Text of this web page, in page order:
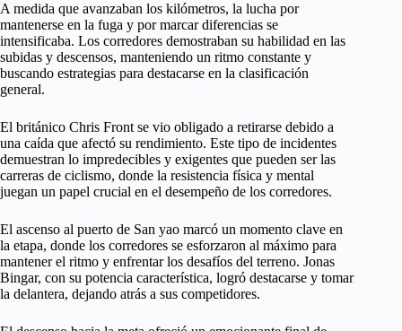
A medida que avanzaban los kilómetros, la lucha por
mantenerse en la fuga y por marcar diferencias se
intensificaba. Los corredores demostraban su habilidad en las
subidas y descensos, manteniendo un ritmo constante y
buscando estrategias para destacarse en la clasificación
general.
El británico Chris Front se vio obligado a retirarse debido a
una caída que afectó su rendimiento. Este tipo de incidentes
demuestran lo impredecibles y exigentes que pueden ser las
carreras de ciclismo, donde la resistencia física y mental
juegan un papel crucial en el desempeño de los corredores.
El ascenso al puerto de San yao marcó un momento clave en
la etapa, donde los corredores se esforzaron al máximo para
mantener el ritmo y enfrentar los desafíos del terreno. Jonas
Bingar, con su potencia característica, logró destacarse y tomar
la delantera, dejando atrás a sus competidores.